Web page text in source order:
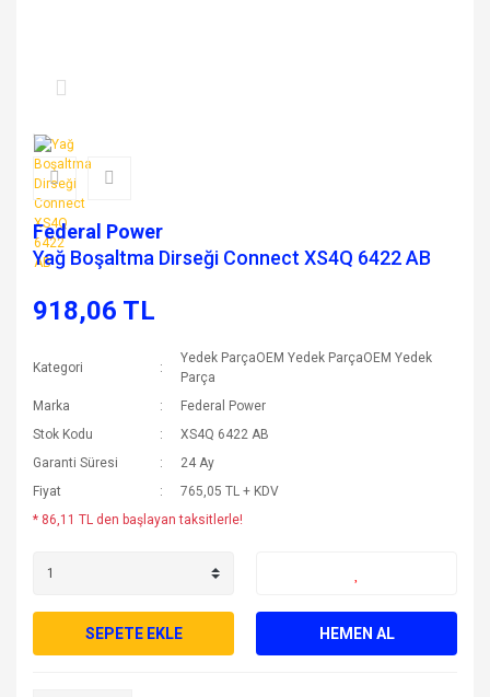
Federal Power
Yağ Boşaltma Dirseği Connect XS4Q 6422 AB
918,06 TL
Kategori
Yedek ParçaOEM Yedek ParçaOEM Yedek
Parça
Marka
Federal Power
Stok Kodu
XS4Q 6422 AB
Garanti Süresi
24 Ay
Fiyat
765,05 TL + KDV
* 86,11 TL den başlayan taksitlerle!
SEPETE EKLE HEMEN AL